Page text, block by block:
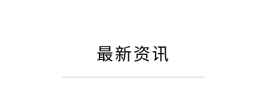
最新资讯